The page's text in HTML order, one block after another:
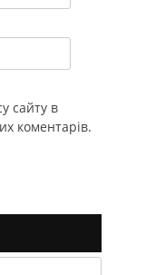
сайту в
коментарів.